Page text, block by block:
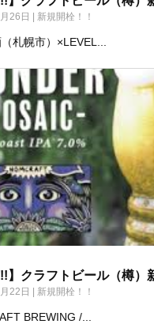
26日 | 新規開栓！！
札幌市）×LEVEL...
】クラフトビール（樽）
22日 | 新規開栓！！
BREWING /...